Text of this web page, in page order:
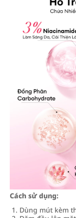
Cách sử dụng:
Dùng mút kèm